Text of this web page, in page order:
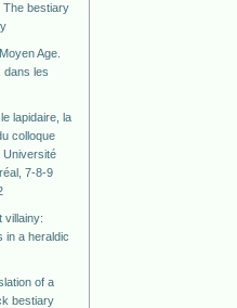
The bestiary
Age.
dans les
lapidaire, la
colloque
Université
7-8-9
villainy:
in a heraldic
of a
bestiary